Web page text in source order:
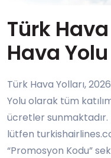
Türk
Hava Yolu
Türk Hava Yolları,
Yolu olarak tüm
ücretler
lütfen
“Promosyon Kodu”